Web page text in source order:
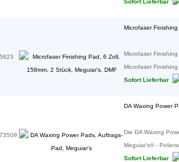
Sofort Lieferbar
Microfaser
Microfaser
Microfaser
Sofort Lieferbar
DA Waxing Power
Die DA Waxing
Meguiar's® -
Sofort Lieferbar